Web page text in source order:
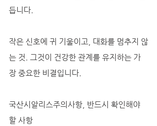
듭니다.
작은 신호에 귀 기울이고, 대화를 멈추지 않
는 것. 그것이 건강한 관계를 유지하는 가
장 중요한 비결입니다.
국산시알리스주의사항, 반드시 확인해야
할 사항